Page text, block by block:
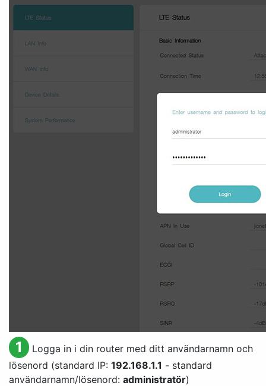
1
Logga in i din router med ditt användarnamn och
lösenord (standard IP: 192.168.1.1 - standard
användarnamn/lösenord: administratör)